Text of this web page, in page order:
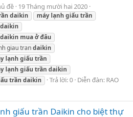
đề 19 Tháng mười hai 2020
daikin máy lạnh giấu trần
daikin
daikin muaởđâu
giau trandaikin
lạnh giấu trần
lạnh giấu trần daikin
trần daikin Trả lời: 0 Diễn đàn: RAO
giấu trần Daikin cho biệt thự